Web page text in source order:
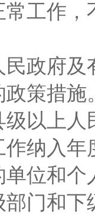
工作
府及
政策措施
上人民
纳入
位和
门和